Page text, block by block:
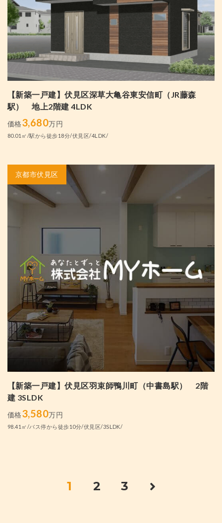
【新築一戸建】伏見区深草大亀谷東安信町（JR藤森
駅） 地上2階建 4LDK
価格3,680万円
80.01㎡/駅から徒歩18分/伏見区/4LDK/
京都市伏見区
【新築一戸建】伏見区羽束師鴨川町（中書島駅） 2階
建 3SLDK
価格3,580万円
98.41㎡/バス停から徒歩10分/伏見区/3SLDK/
1 2 3